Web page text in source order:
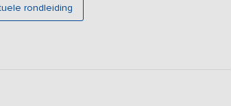
aangepast en verbouwd!
rondleiding